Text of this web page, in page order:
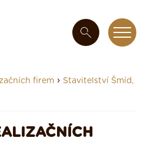
firem › Stavitelství Šmíd,